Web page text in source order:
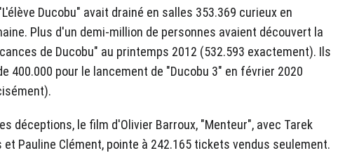
Ducobu" avait drainé en salles 353.369 curieux en
Plus d'un demi-million de personnes avaient découvert la
de Ducobu" au printemps 2012 (532.593 exactement). Ils
400.000 pour le lancement de "Ducobu 3" en février 2020
déceptions, le film d'Olivier Barroux, "Menteur", avec Tarek
et Pauline Clément, pointe à 242.165 tickets vendus seulement.